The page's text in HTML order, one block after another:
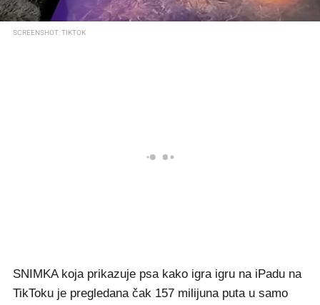
SCREENSHOT: TIKTOK
SNIMKA koja prikazuje psa kako igra igru na iPadu na
TikToku je pregledana čak 157 milijuna puta u samo